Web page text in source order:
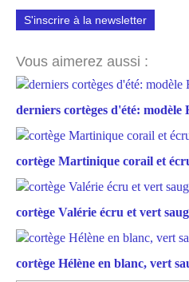
S'inscrire à la newsletter
Vous aimerez aussi :
derniers cortèges d'été: modèle
cortège Martinique corail et
cortège Valérie écru et vert
cortège Hélène en blanc, vert